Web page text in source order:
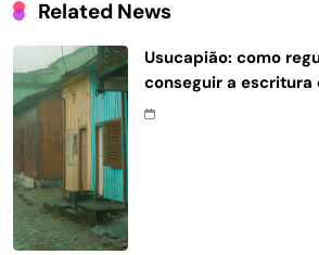
Related News
Usucapião: como
conseguir a escritura